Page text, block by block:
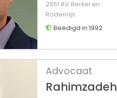
2651 AV Berkel en
Rodenrijs
Beëdigd in 1992
Advocaat
Rahimzadeh